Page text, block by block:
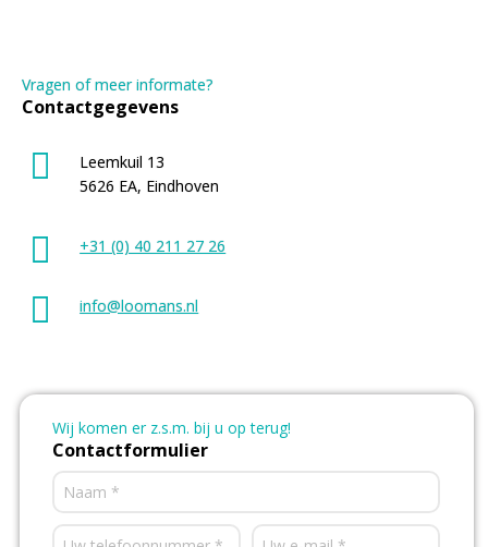
Vragen of meer informate?
Contactgegevens
Leemkuil 13
5626 EA, Eindhoven
+31 (0) 40 211 27 26
info@loomans.nl
Wij komen er z.s.m. bij u op terug!
Contactformulier